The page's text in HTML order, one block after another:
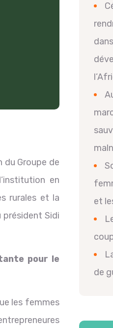
du Groupe de
en
rurales et la
Sidi
pour le
les femmes
et
de